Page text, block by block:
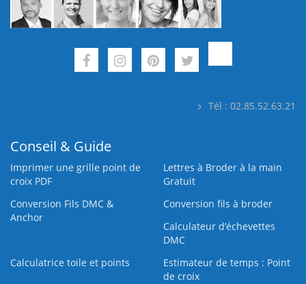
Tél : 02.85.52.63.21
Conseil & Guide
Imprimer une grille point de
croix PDF
Lettres à Broder à la main
Gratuit
Conversion Fils DMC &
Anchor
Conversion fils à broder
Calculateur d’échevettes
DMC
Calculatrice toile et points
Estimateur de temps : Point
de croix